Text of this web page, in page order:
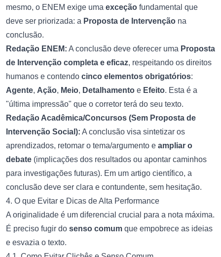
mesmo, o ENEM exige uma exceção fundamental que
deve ser priorizada: a Proposta de Intervenção na
conclusão.
Redação ENEM: A conclusão deve oferecer uma Proposta
de Intervenção completa e eficaz, respeitando os direitos
humanos e contendo cinco elementos obrigatórios:
Agente, Ação, Meio, Detalhamento e Efeito. Esta é a
"última impressão" que o corretor terá do seu texto.
Redação Acadêmica/Concursos (Sem Proposta de
Intervenção Social): A conclusão visa sintetizar os
aprendizados, retomar o tema/argumento e ampliar o
debate (implicações dos resultados ou apontar caminhos
para investigações futuras). Em um artigo científico, a
conclusão deve ser clara e contundente, sem hesitação.
4. O que Evitar e Dicas de Alta Performance
A originalidade é um diferencial crucial para a nota máxima.
É preciso fugir do senso comum que empobrece as ideias
e esvazia o texto.